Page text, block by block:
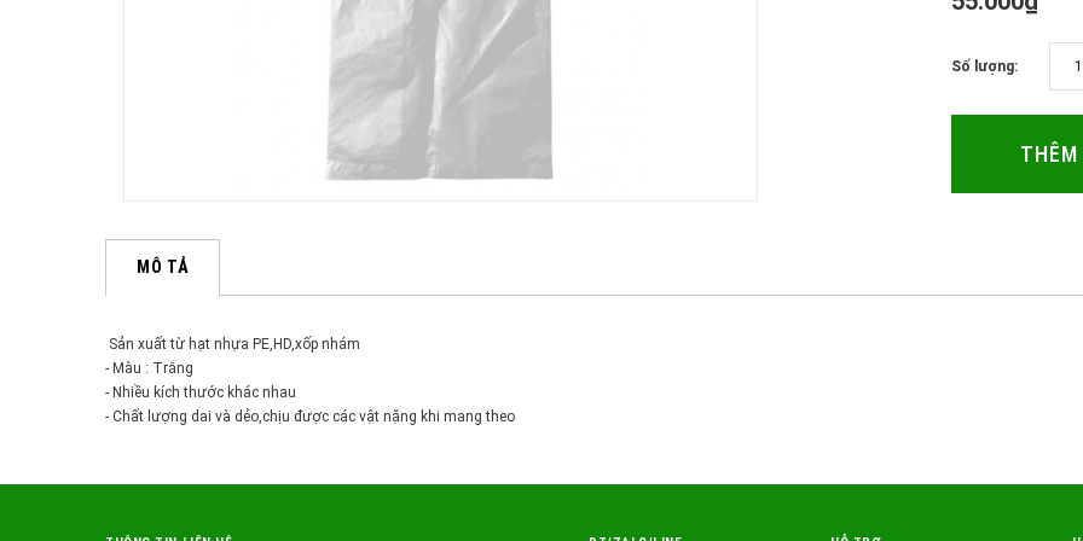
Số lượng:
THÊM
MÔ TẢ
Sản xuất từ hạt nhựa PE,HD,xốp nhám
- Màu : Trắng
- Nhiều kích thước khác nhau
- Chất lượng dai và dẻo,chịu được các vật nặng khi mang theo